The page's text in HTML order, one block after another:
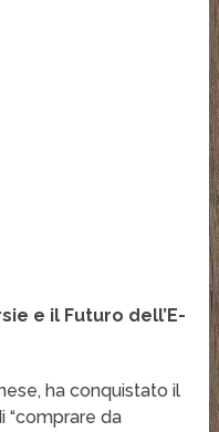
e il Futuro dell’E-
ha conquistato il
“comprare da